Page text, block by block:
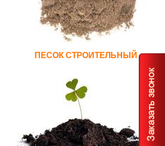
ПЕСОК СТРОИТЕЛЬНЫЙ